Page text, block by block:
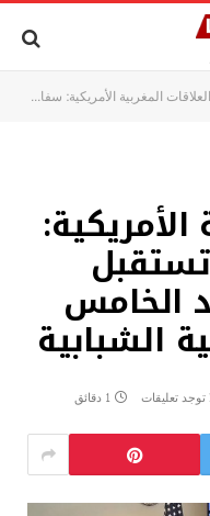
العلاقات المغربية الأمريكية: سفارة واشنطن تستقبل طلبة جامعة محمد الخامس لتعزيز الدبلوماسية الشبابية
الأمريكية:
الخامس
الشبابية
توجد تعليقات 1 دقائق